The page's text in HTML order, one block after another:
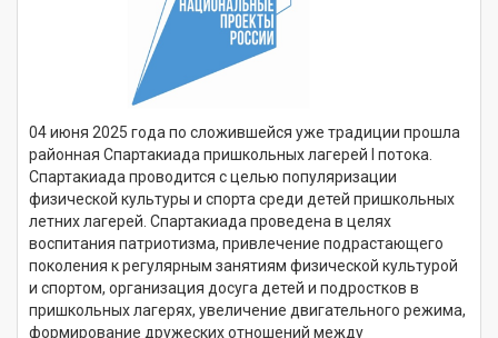
04 июня 2025 года по сложившейся уже традиции прошла
районная Спартакиада пришкольных лагерей I потока.
Спартакиада проводится с целью популяризации
физической культуры и спорта среди детей пришкольных
летних лагерей. Спартакиада проведена в целях
воспитания патриотизма, привлечение подрастающего
поколения к регулярным занятиям физической культурой
и спортом, организация досуга детей и подростков в
пришкольных лагерях, увеличение двигательного режима,
формирование дружеских отношений между